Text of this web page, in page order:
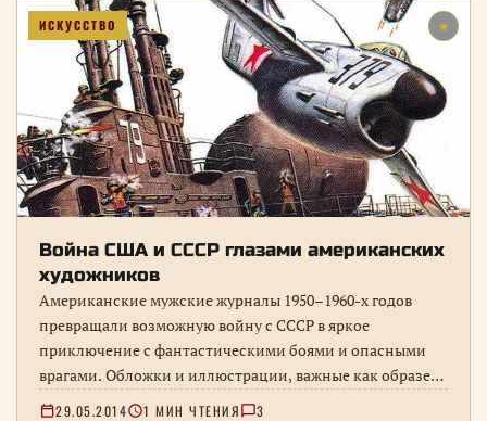
ИСКУССТВО ★
Война США и СССР глазами американских
художников
Американские мужские журналы 1950–1960-х годов
превращали возможную войну с СССР в яркое
приключение с фантастическими боями и опасными
врагами. Обложки и иллюстрации, важные как образец
массовой культуры холодной войны, а не военный
29.05.2014 1 МИН ЧТЕНИЯ 3